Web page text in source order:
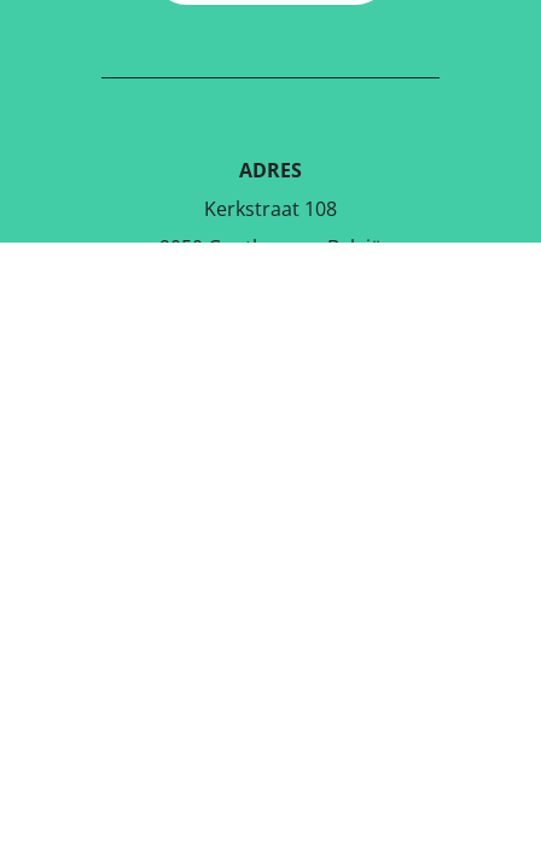
ADRES
Kerkstraat 108
9050 Gentbrugge, België